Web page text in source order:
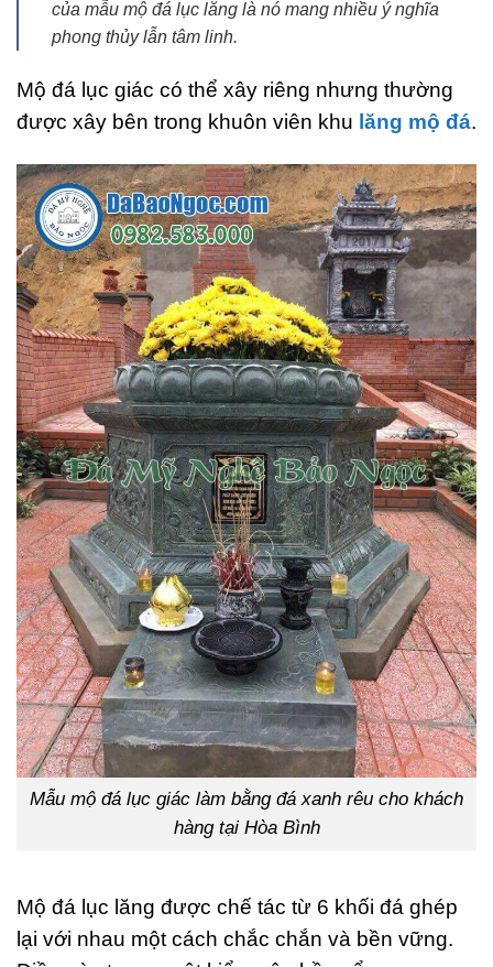
của mẫu mộ đá lục lăng là nó mang nhiều ý nghĩa
phong thủy lẫn tâm linh.
Mộ đá lục giác có thể xây riêng nhưng thường
được xây bên trong khuôn viên khu lăng mộ đá.
Mẫu mộ đá lục giác làm bằng đá xanh rêu cho khách
hàng tại Hòa Bình
Mộ đá lục lăng được chế tác từ 6 khối đá ghép
lại với nhau một cách chắc chắn và bền vững.